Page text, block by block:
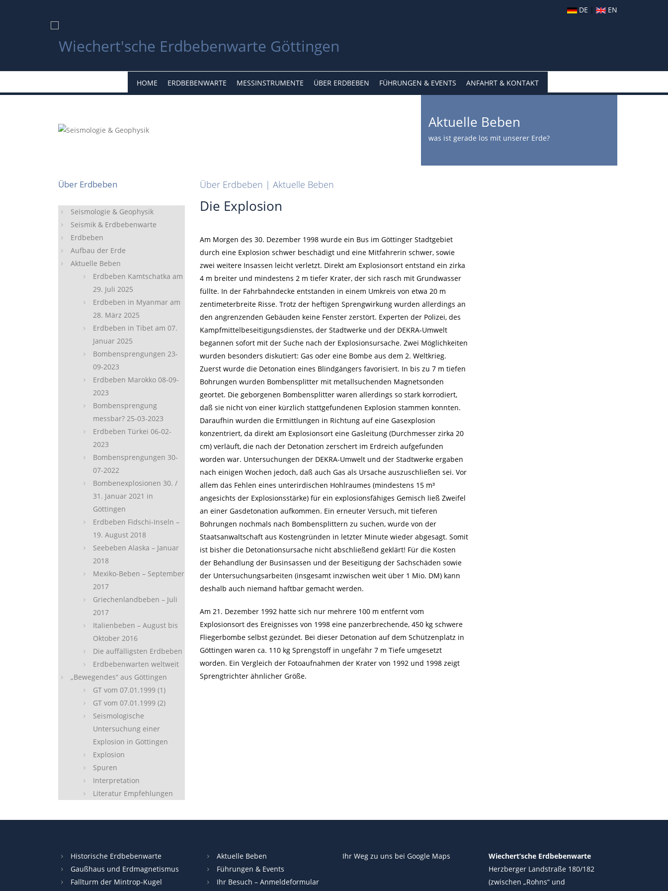
DE | EN
HOME ERDBEBENWARTE MESSINSTRUMENTE ÜBER ERDBEBEN FÜHRUNGEN & EVENTS ANFAHRT & KONTAKT
Aktuelle Beben
was ist gerade los mit unserer Erde?
Über Erdbeben
Seismologie & Geophysik
Seismik & Erdbebenwarte
Erdbeben
Aufbau der Erde
Aktuelle Beben
Erdbeben Kamtschatka am
29. Juli 2025
Erdbeben in Myanmar am
28. März 2025
Erdbeben in Tibet am 07.
Januar 2025
Bombensprengungen 23-
09-2023
Erdbeben Marokko 08-09-
2023
Bombensprengung
messbar? 25-03-2023
Erdbeben Türkei 06-02-
2023
Bombensprengungen 30-
07-2022
Bombenexplosionen 30. /
31. Januar 2021 in
Göttingen
Erdbeben Fidschi-Inseln –
19. August 2018
Seebeben Alaska – Januar
2018
Mexiko-Beben – September
2017
Griechenlandbeben – Juli
2017
Italienbeben – August bis
Oktober 2016
Die auffälligsten Erdbeben
Erdbebenwarten weltweit
„Bewegendes“ aus Göttingen
GT vom 07.01.1999 (1)
GT vom 07.01.1999 (2)
Seismologische
Untersuchung einer
Explosion in Göttingen
Explosion
Spuren
Interpretation
Literatur Empfehlungen
Über Erdbeben | Aktuelle Beben
Die Explosion
Am Morgen des 30. Dezember 1998 wurde ein Bus im Göttinger Stadtgebiet
durch eine Explosion schwer beschädigt und eine Mitfahrerin schwer, sowie
zwei weitere Insassen leicht verletzt. Direkt am Explosionsort entstand ein zirka
4 m breiter und mindestens 2 m tiefer Krater, der sich rasch mit Grundwasser
füllte. In der Fahrbahndecke entstanden in einem Umkreis von etwa 20 m
zentimeterbreite Risse. Trotz der heftigen Sprengwirkung wurden allerdings an
den angrenzenden Gebäuden keine Fenster zerstört. Experten der Polizei, des
Kampfmittelbeseitigungsdienstes, der Stadtwerke und der DEKRA-Umwelt
begannen sofort mit der Suche nach der Explosionsursache. Zwei Möglichkeiten
wurden besonders diskutiert: Gas oder eine Bombe aus dem 2. Weltkrieg.
Zuerst wurde die Detonation eines Blindgängers favorisiert. In bis zu 7 m tiefen
Bohrungen wurden Bombensplitter mit metallsuchenden Magnetsonden
geortet. Die geborgenen Bombensplitter waren allerdings so stark korrodiert,
daß sie nicht von einer kürzlich stattgefundenen Explosion stammen konnten.
Daraufhin wurden die Ermittlungen in Richtung auf eine Gasexplosion
konzentriert, da direkt am Explosionsort eine Gasleitung (Durchmesser zirka 20
cm) verläuft, die nach der Detonation zerschert im Erdreich aufgefunden
worden war. Untersuchungen der DEKRA-Umwelt und der Stadtwerke ergaben
nach einigen Wochen jedoch, daß auch Gas als Ursache auszuschließen sei. Vor
allem das Fehlen eines unterirdischen Hohlraumes (mindestens 15 m³
angesichts der Explosionsstärke) für ein explosionsfähiges Gemisch ließ Zweifel
an einer Gasdetonation aufkommen. Ein erneuter Versuch, mit tieferen
Bohrungen nochmals nach Bombensplittern zu suchen, wurde von der
Staatsanwaltschaft aus Kostengründen in letzter Minute wieder abgesagt. Somit
ist bisher die Detonationsursache nicht abschließend geklärt! Für die Kosten
der Behandlung der Businsassen und der Beseitigung der Sachschäden sowie
der Untersuchungsarbeiten (insgesamt inzwischen weit über 1 Mio. DM) kann
deshalb auch niemand haftbar gemacht werden.
Am 21. Dezember 1992 hatte sich nur mehrere 100 m entfernt vom
Explosionsort des Ereignisses von 1998 eine panzerbrechende, 450 kg schwere
Fliegerbombe selbst gezündet. Bei dieser Detonation auf dem Schützenplatz in
Göttingen waren ca. 110 kg Sprengstoff in ungefähr 7 m Tiefe umgesetzt
worden. Ein Vergleich der Fotoaufnahmen der Krater von 1992 und 1998 zeigt
Sprengtrichter ähnlicher Größe.
Historische Erdbebenwarte
Gaußhaus und Erdmagnetismus
Fallturm der Mintrop-Kugel
Aktuelle Beben
Führungen & Events
Ihr Besuch – Anmeldeformular
Ihr Weg zu uns beiGoogle Maps
Wiechert’sche Erdbebenwarte
Herzberger Landstraße 180/182
(zwischen „Rohns“ und